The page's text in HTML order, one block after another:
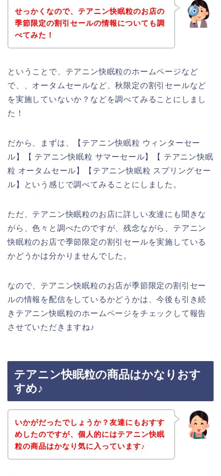
せっかくなので、テアニン快眠粒のお店の
季節限定の割引セールの情報についても調
べてみた！
ということで、テアニン快眠粒のホームページなど
で、、オータムセールなど、秋限定の割引セールなど
を実施していないか？などを調べてみることにしまし
た！
だから、まずは、【テアニン快眠粒 ウィンターセー
ル】【 テアニン快眠粒 サマーセール】【 テアニン快眠
粒 オータムセール】【テアニン快眠粒 スプリングセー
ル】という感じで調べてみることにしました。
ただ、テアニン快眠粒のお店に詳しい友達にも聞きな
がら、色々と調べたのですが、残念ながら、テアニン
快眠粒のお店で季節限定の割引セールを実施している
かどうかは分かりませんでした。
なので、テアニン快眠粒のお店が季節限定の割引セー
ルの情報を配信をしているかどうかは、今後も引き続
きテアニン快眠粒のホームページをチェックして報告
させていただきますね♪
テアニン快眠粒の商品はかなりおす
すめ♪
いかがだったでしょうか？友達にもおすす
めしたのですが、個人的にはテアニン快眠
粒の商品はかなり気に入っています♪